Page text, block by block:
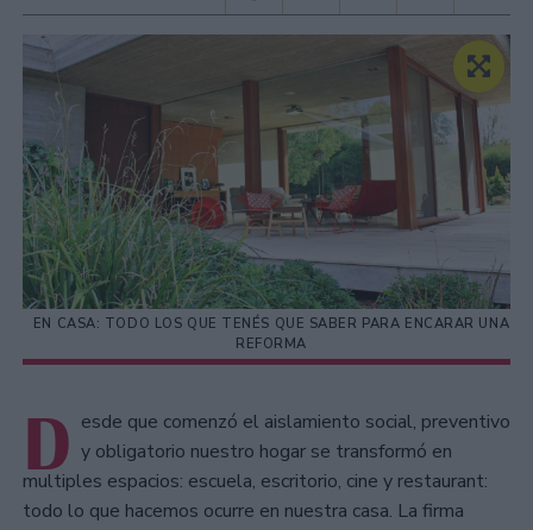
EN CASA: TODO LOS QUE TENÉS QUE SABER PARA ENCARAR UNA
REFORMA
D esde que comenzó el aislamiento social, preventivo
y obligatorio nuestro hogar se transformó en
multiples espacios: escuela, escritorio, cine y restaurant:
todo lo que hacemos ocurre en nuestra casa. La firma